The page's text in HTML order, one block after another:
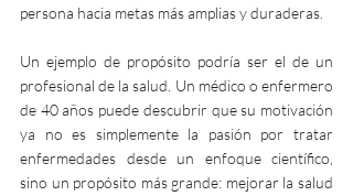
persona hacia metas más amplias y duraderas.
Un ejemplo de propósito podría ser el de un
profesional de la salud. Un médico o enfermero
de 40 años puede descubrir que su motivación
ya no es simplemente la pasión por tratar
enfermedades desde un enfoque científico,
sino un propósito más grande: mejorar la salud